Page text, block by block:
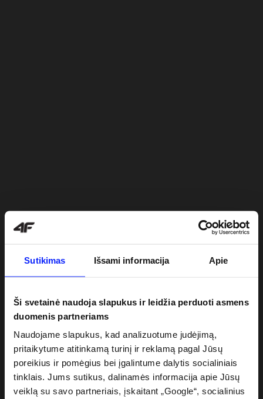
Sutikimas Išsami informacija Apie
Ši svetainė naudoja slapukus ir leidžia perduoti asmens
duomenis partneriams
Naudojame slapukus, kad analizuotume judėjimą,
pritaikytume atitinkamą turinį ir reklamą pagal Jūsų
poreikius ir pomėgius bei įgalintume dalytis socialiniais
tinklais. Jums sutikus, dalinamės informacija apie Jūsų
veiklą su savo partneriais, įskaitant „Google“, socialinius